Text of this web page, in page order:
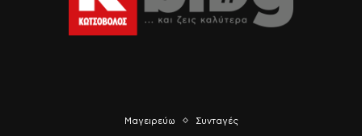
Μαγειρεύω Συνταγές